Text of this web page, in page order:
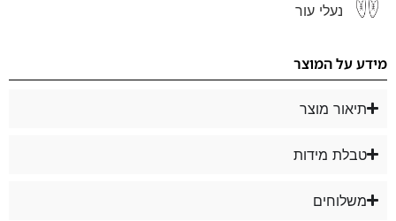
נעלי עור
מידע על המוצר
תיאור מוצר
טבלת מידות
משלוחים